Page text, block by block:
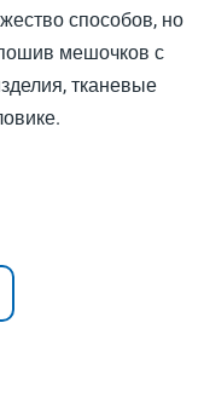
способов, но
мешочков с
тканевые